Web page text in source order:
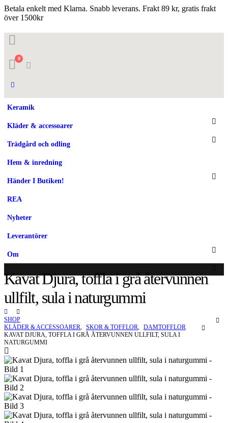
Betala enkelt med Klarna. Snabb leverans. Frakt 89 kr, gratis frakt
över 1500kr
0
Keramik
Kläder & accessoarer
Trädgård och odling
Hem & inredning
Händer I Butiken!
REA
Nyheter
Leverantörer
Om
Kavat Djura, toffla i grå återvunnen
ullfilt, sula i naturgummi
SHOP
KLÄDER & ACCESSOARER, SKOR & TOFFLOR, DAMTOFFLOR
KAVAT DJURA, TOFFLA I GRÅ ÅTERVUNNEN ULLFILT, SULA I
NATURGUMMI